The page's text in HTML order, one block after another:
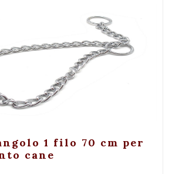
+ Visualizza
1 filo 70 cm per
cane